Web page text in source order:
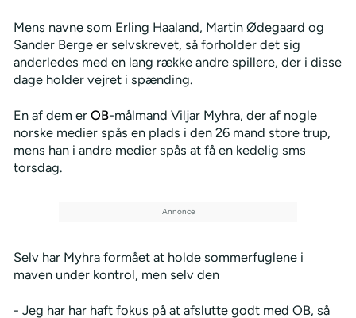
Mens navne som Erling Haaland, Martin Ødegaard og
Sander Berge er selvskrevet, så forholder det sig
anderledes med en lang række andre spillere, der i disse
dage holder vejret i spænding.
En af dem er OB-målmand Viljar Myhra, der af nogle
norske medier spås en plads i den 26 mand store trup,
mens han i andre medier spås at få en kedelig sms
torsdag.
Selv har Myhra formået at holde sommerfuglene i
maven under kontrol, men selv den
- Jeg har har haft fokus på at afslutte godt med OB, så